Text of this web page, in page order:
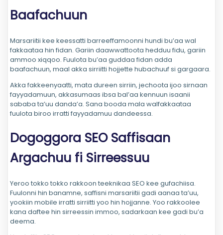
Baafachuun
Marsariitii kee keessatti barreeffamoonni hundi bu’aa wal
fakkaataa hin fidan. Gariin daawwattoota hedduu fidu, gariin
ammoo xiqqoo. Fuulota bu’aa guddaa fidan adda
baafachuun, maal akka sirriitti hojjette hubachuuf si gargaara.
Akka fakkeenyaatti, mata dureen sirriin, jechoota ijoo sirnaan
fayyadamuun, akkasumaas ibsa bal’aa kennuun isaanii
sababa ta’uu danda’a. Sana booda mala walfakkaataa
fuulota biroo irratti fayyadamuu dandeessa.
Dogoggora SEO Saffisaan
Argachuu fi Sirreessuu
Yeroo tokko tokko rakkoon teeknikaa SEO kee gufachiisa.
Fuulonni hin banamne, saffisni marsariitii gadi aanaa ta’uu,
yookiin mobile irratti sirriitti yoo hin hojjanne. Yoo rakkoolee
kana daftee hin sirreessin immoo, sadarkaan kee gadi bu’a
deema.